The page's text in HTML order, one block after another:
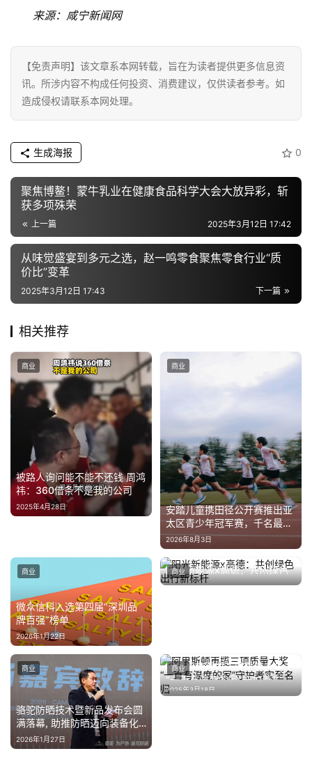
来源：咸宁新闻网
【免责声明】该文章系本网转载，旨在为读者提供更多信息资
讯。所涉内容不构成任何投资、消费建议，仅供读者参考。如
造成侵权请联系本网处理。
0
生成海报
聚焦博鳌！蒙牛乳业在健康食品科学大会大放异彩，斩
获多项殊荣
上一篇 2025年3月12日 17:42
从味觉盛宴到多元之选，赵一鸣零食聚焦零食行业“质
价比”变革
下一篇
2025年3月12日 17:43
相关推荐
被路人询问能不能不还钱 周鸿
祎：360借条不是我的公司
2025年4月28日
商业
安踏儿童携田径公开赛推出亚
太区青少年冠军赛，千名最快
少年决战速度之巅
2026年8月3日
商业
微众信科入选第四届“深圳品
牌百强”榜单
2026年1月22日
商业
阳光新能源x高德：共创绿色
出行新标杆
2024年11月8日
商业
骆驼防晒技术暨新品发布会圆
满落幕, 助推防晒迈向装备化
新时代
2026年1月27日
商业
阿里斯顿再揽三项质量大奖
“一直有温度的家”守护者实至
名归
2025年3月18日
商业